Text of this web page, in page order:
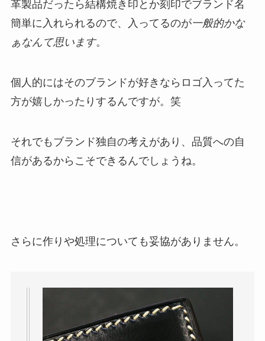
革製品だったら結構焼き印とか刻印でブランド名
簡単に入れられるので、入ってるのが一般的かな
ぁなんて思います。
個人的にはそのブランドが好きならロゴ入ってた
方が嬉しかったりするんですが。笑
それでもブランド独自の考えがあり、品質への自
信があるからこそできるんでしょうね。
さらに作りや処理についても妥協がありません。